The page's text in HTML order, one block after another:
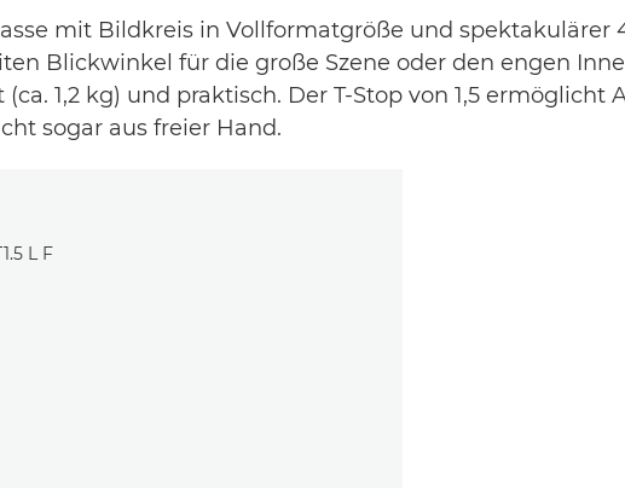
mit Bildkreis in Vollformatgröße und spektakulärer
Blickwinkel für die große Szene oder den engen
1,2 kg) und praktisch. Der T-Stop von 1,5 ermöglicht
sogar aus freier Hand.